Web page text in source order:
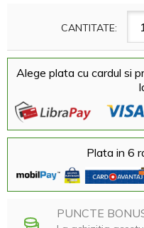
CANTITATE:
Alege plata cu cardul si
Plata in 6
PUNCTE